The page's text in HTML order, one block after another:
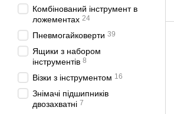
Комбінований інструмент в
ложементах 24
Пневмогайковерти 39
Ящики з набором
інструментів 8
Візки з інструментом 16
Знімaчі підшипників
двозахватні 7